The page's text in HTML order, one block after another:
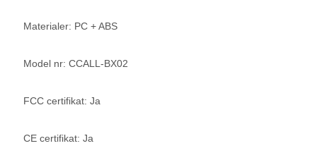
Materialer: PC + ABS
Model nr: CCALL-BX02
FCC certifikat: Ja
CE certifikat: Ja